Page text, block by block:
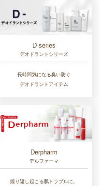
D series
デオドラントシリーズ
長時間気になる臭い防ぐ
デオドラントアイテム
Derpharm
デルファーマ
繰り返し起こる肌トラブルに。